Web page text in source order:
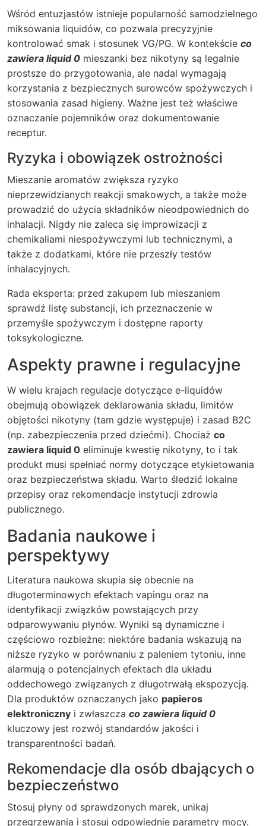
Wśród entuzjastów istnieje popularność samodzielnego
miksowania liquidów, co pozwala precyzyjnie
kontrolować smak i stosunek VG/PG. W kontekście co
zawiera liquid 0 mieszanki bez nikotyny są legalnie
prostsze do przygotowania, ale nadal wymagają
korzystania z bezpiecznych surowców spożywczych i
stosowania zasad higieny. Ważne jest też właściwe
oznaczanie pojemników oraz dokumentowanie
receptur.
Ryzyka i obowiązek ostrożności
Mieszanie aromatów zwiększa ryzyko
nieprzewidzianych reakcji smakowych, a także może
prowadzić do użycia składników nieodpowiednich do
inhalacji. Nigdy nie zaleca się improwizacji z
chemikaliami niespożywczymi lub technicznymi, a
także z dodatkami, które nie przeszły testów
inhalacyjnych.
Rada eksperta: przed zakupem lub mieszaniem
sprawdź listę substancji, ich przeznaczenie w
przemyśle spożywczym i dostępne raporty
toksykologiczne.
Aspekty prawne i regulacyjne
W wielu krajach regulacje dotyczące e-liquidów
obejmują obowiązek deklarowania składu, limitów
objętości nikotyny (tam gdzie występuje) i zasad B2C
(np. zabezpieczenia przed dziećmi). Chociaż co
zawiera liquid 0 eliminuje kwestię nikotyny, to i tak
produkt musi spełniać normy dotyczące etykietowania
oraz bezpieczeństwa składu. Warto śledzić lokalne
przepisy oraz rekomendacje instytucji zdrowia
publicznego.
Badania naukowe i
perspektywy
Literatura naukowa skupia się obecnie na
długoterminowych efektach vapingu oraz na
identyfikacji związków powstających przy
odparowywaniu płynów. Wyniki są dynamiczne i
częściowo rozbieżne: niektóre badania wskazują na
niższe ryzyko w porównaniu z paleniem tytoniu, inne
alarmują o potencjalnych efektach dla układu
oddechowego związanych z długotrwałą ekspozycją.
Dla produktów oznaczanych jako papieros
elektroniczny i zwłaszcza co zawiera liquid 0
kluczowy jest rozwój standardów jakości i
transparentności badań.
Rekomendacje dla osób dbających o
bezpieczeństwo
Stosuj płyny od sprawdzonych marek, unikaj
przegrzewania i stosuj odpowiednie parametry mocy.